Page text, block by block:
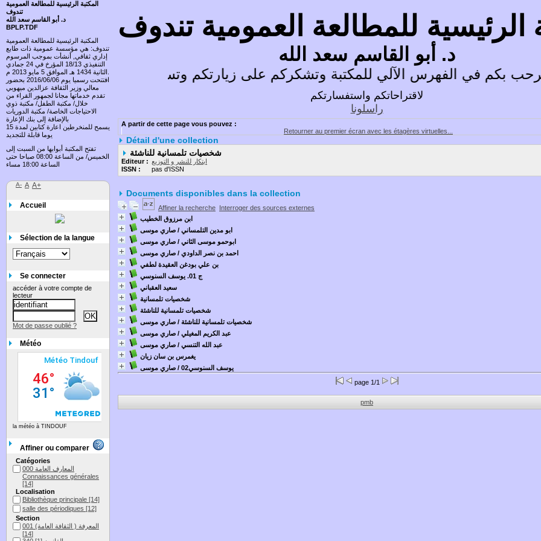
الرئيسية للمطالعة العمومية تندوف
د. أبو القاسم سعد الله
بكم في الفهرس الآلي للمكتبة وتشكركم على زيارتكم وتسعد باقتراحاتكم
لاقتراحاتكم واستفسارتكم
راسلونا
A partir de cette page vous pouvez :
Retourner au premier écran avec les étagères virtuelles...
Détail d'une collection
شخصيات تلمسانية للناشئة
Editeur : ابتكار للنشر و التوزيع
ISSN :
pas d'ISSN
Documents disponibles dans la collection
Affiner la recherche Interroger des sources externes
ابن مرزوق الخطيب
ابو مدين التلمساني / صاري موسى
ابوحمو موسى الثاني / صاري موسى
احمد بن نصر الداودي / صاري موسى
بن علي بودغن العقيدة لطفي
ج 01. يوسف السنوسي
سعيد العقباني
شخصيات تلمسانية
شخصيات تلمسانية للناشئة
شخصيات تلمسانية للناشئة / صاري موسى
عبد الكريم المغيلي / صاري موسى
عبد الله التنسي / صاري موسى
يغمرس بن سان زيان
يوسف السنوسي02
/ صاري موسى
page 1/1
pmb
المكتبة الرئيسية للمطالعة العمومية
تندوف
د. أبو القاسم سعد الله
BPLP.TDF
المكتبة الرئيسية للمطالعة العمومية
تندوف: هي مؤسسة عمومية ذات طابع
إداري ثقافي, أنشأت بموجب المرسوم
التنفيذي 18/13 المؤرخ في 24 جمادي
افتتحت رسميا يوم 2016/06/06 بحضور
معالي وزير الثقافة عزالدين ميهوبي
تقدم خدماتها مجانا لجمهور القراء من
خلال/ مكتبة الطفل/ مكتبة ذوي
الاحتياجات الخاصة/ مكتبة الدوريات
بالإضافة إلى بنك الإعارة
يسمح للمنخرطين اعارة كتابين لمدة 15
يوما قابلة للتجديد
تفتح المكتبة أبوابها من السبت إلى
الخميس/ من الساعة 08:00 صباحا حتى
الساعة 18:00 مساء
A- A A+
Accueil
Sélection de la langue
Se connecter
accéder à votre compte de
lecteur
Mot de passe oublié ?
Météo
la météo à TINDOUF
Affiner ou comparer
Catégories
المعارف العامة 000
Connaissances générales
[14]
Localisation
Bibliothèque principale [14]
salle des périodiques [12]
Section
001 المعرفة ( الثقافة العامة)
[14]